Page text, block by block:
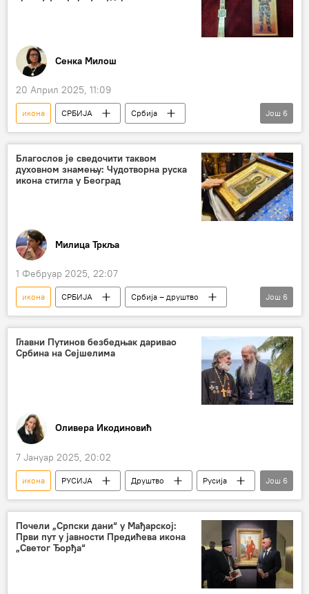
Сенка Милош
20 Април 2025, 11:09
икона СРБИЈА
Србија
Србија – друштво
НАТО бомбардовање
манастир Светог Пантелејмона
Врање
КБЦ "Др Драгиша Мишовић"
Још 6
Благослов је сведочити таквом
духовном знамењу: Чудотворна руска
икона стигла у Београд
Милица Тркља
1 Фебруар 2025, 22:07
икона СРБИЈА
Србија – друштво
вера
православље
Српска православна црква
Белоруска православна црква
Богородица
Још 6
Главни Путинов безбедњак даривао
Србина на Сејшелима
Оливера Икодиновић
7 Јануар 2025, 20:02
икона РУСИЈА Друштво
Русија
Русија – друштво
Свет
Специјална војна операција у Украјини – вести
сејшели
Николај Патрушев црква
Још 6
Почели „Српски дани“ у Мађарској:
Први пут у јавности Предићева икона
„Свeтог Ђорђа“